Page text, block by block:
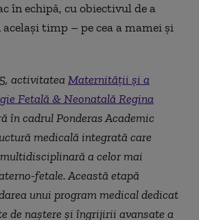
în echipă, cu obiectivul de a
timp – pe cea a mamei și
activitateaMaternității și a
Fetală & Neonatală Regina
în cadrul Ponderas Academic
medicală integrată care
a celor mai
fetale. Această etapă
unui program medical dedicat
de naștere și îngrijirii avansate a